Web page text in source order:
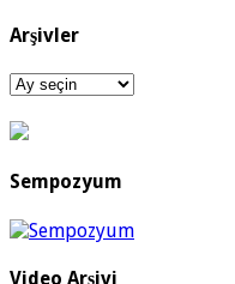
Arşivler
Arşivler
Sempozyum
Video Arşivi